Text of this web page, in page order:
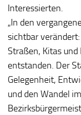
Interessierten.
„In den
sichtbar
Straßen, Kitas
entstanden. Der
Gelegenheit,
und den Wandel